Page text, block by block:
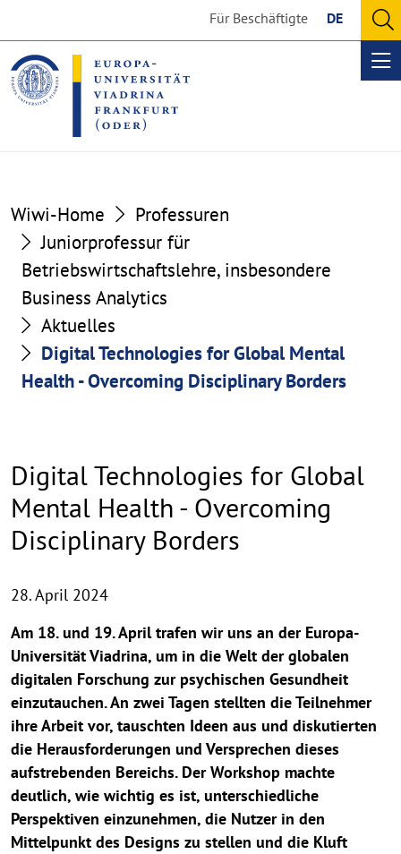
the
content
section
the
footer
section
Für Beschäftigte DE
Wiwi-Home
Professuren
Juniorprofessur für
Betriebswirtschaftslehre, insbesondere
Business Analytics
Aktuelles
Digital Technologies for Global Mental
Health - Overcoming Disciplinary Borders
Digital Technologies for Global
Mental Health - Overcoming
Disciplinary Borders
28. April 2024
Am 18. und 19. April trafen wir uns an der Europa-
Universität Viadrina, um in die Welt der globalen
digitalen Forschung zur psychischen Gesundheit
einzutauchen. An zwei Tagen stellten die Teilnehmer
ihre Arbeit vor, tauschten Ideen aus und diskutierten
die Herausforderungen und Versprechen dieses
aufstrebenden Bereichs. Der Workshop machte
deutlich, wie wichtig es ist, unterschiedliche
Perspektiven einzunehmen, die Nutzer in den
Mittelpunkt des Designs zu stellen und die Kluft